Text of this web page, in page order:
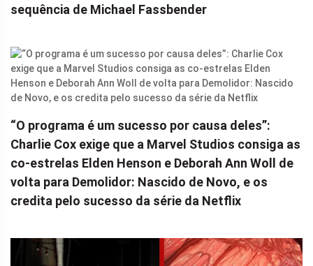
sequência de Michael Fassbender
“O programa é um sucesso por causa deles”:
Charlie Cox exige que a Marvel Studios consiga as
co-estrelas Elden Henson e Deborah Ann Woll de
volta para Demolidor: Nascido de Novo, e os
credita pelo sucesso da série da Netflix